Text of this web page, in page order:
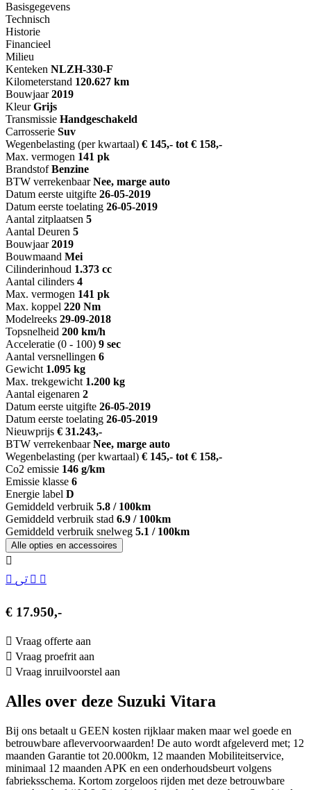
Basisgegevens
Technisch
Historie
Financieel
Milieu
Kenteken NLZH-330-F
Kilometerstand 120.627 km
Bouwjaar 2019
Kleur Grijs
Transmissie Handgeschakeld
Carrosserie Suv
Wegenbelasting (per kwartaal) € 145,- tot € 158,-
Max. vermogen 141 pk
Brandstof Benzine
BTW verrekenbaar Nee, marge auto
Datum eerste uitgifte 26-05-2019
Datum eerste toelating 26-05-2019
Aantal zitplaatsen 5
Aantal Deuren 5
Bouwjaar 2019
Bouwmaand Mei
Cilinderinhoud 1.373 cc
Aantal cilinders 4
Max. vermogen 141 pk
Max. koppel 220 Nm
Modelreeks 29-09-2018
Topsnelheid 200 km/h
Acceleratie (0 - 100) 9 sec
Aantal versnellingen 6
Gewicht 1.095 kg
Max. trekgewicht 1.200 kg
Aantal eigenaren 2
Datum eerste uitgifte 26-05-2019
Datum eerste toelating 26-05-2019
Nieuwprijs € 31.243,-
BTW verrekenbaar Nee, marge auto
Wegenbelasting (per kwartaal) € 145,- tot € 158,-
Co2 emissie 146 g/km
Emissie klasse 6
Energie label D
Gemiddeld verbruik 5.8 / 100km
Gemiddeld verbruik stad 6.9 / 100km
Gemiddeld verbruik snelweg 5.1 / 100km
Alle opties en accessoires
€ 17.950,-
Vraag offerte aan
Vraag proefrit aan
Vraag inruilvoorstel aan
Alles over deze Suzuki Vitara
Bij ons betaalt u GEEN kosten rijklaar maken maar wel goede en
betrouwbare aflevervoorwaarden! De auto wordt afgeleverd met; 12
maanden Garantie tot 20.000km, 12 maanden Mobiliteitservice,
minimaal 12 maanden APK en een onderhoudsbeurt volgens
fabrieksschema. Kortom zorgeloos rijden met deze betrouwbare